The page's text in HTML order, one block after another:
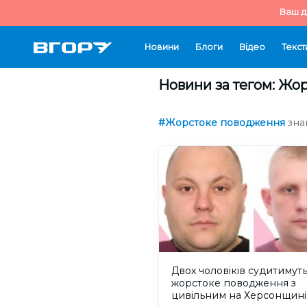
Ваш
Новини Блоги Відео
Новини за тегом:
#Жорстоке поводження
Двох чоловіків
жорстоке поводження з
цивільним на Херсонщині